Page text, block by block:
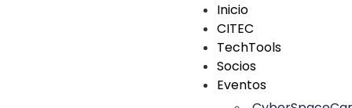
Inicio
CITEC
TechTools
Socios
Eventos